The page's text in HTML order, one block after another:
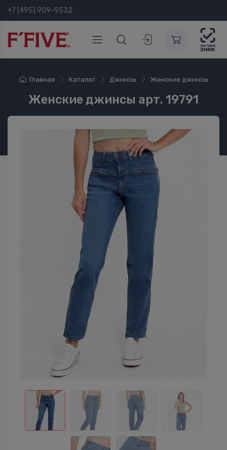
+7 (495) 909-9532
Главная Каталог Джинсы Женские джинсы
Женские джинсы арт. 19791